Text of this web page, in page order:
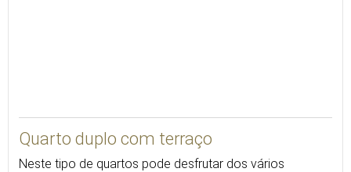
Quarto duplo com terraço
Neste tipo de quartos pode desfrutar dos vários